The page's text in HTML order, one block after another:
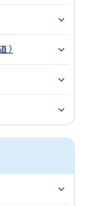
）